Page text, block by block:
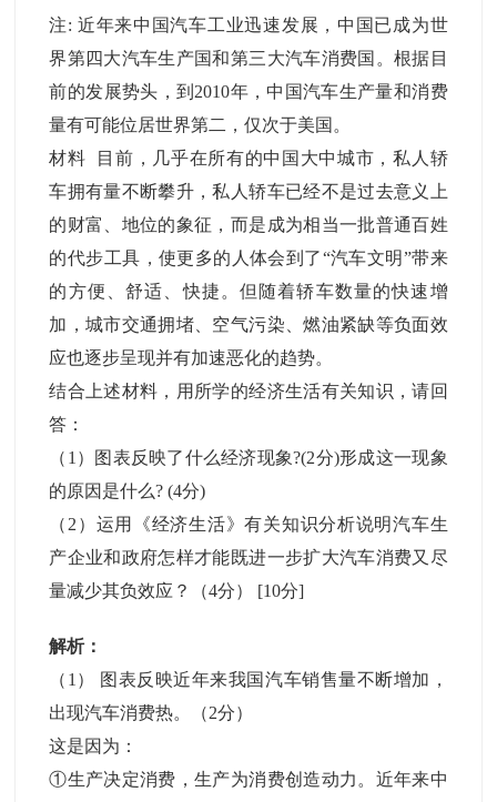
注: 近年来中国汽车工业迅速发展，中国已成为世
界第四大汽车生产国和第三大汽车消费国。根据目
前的发展势头，到2010年，中国汽车生产量和消费
量有可能位居世界第二，仅次于美国。
材料 目前，几乎在所有的中国大中城市，私人轿
车拥有量不断攀升，私人轿车已经不是过去意义上
的财富、地位的象征，而是成为相当一批普通百姓
的代步工具，使更多的人体会到了“汽车文明”带来
的方便、舒适、快捷。但随着轿车数量的快速增
加，城市交通拥堵、空气污染、燃油紧缺等负面效
应也逐步呈现并有加速恶化的趋势。
结合上述材料，用所学的经济生活有关知识，请回
答：
（1）图表反映了什么经济现象?(2分)形成这一现象
的原因是什么? (4分)
（2）运用《经济生活》有关知识分析说明汽车生
产企业和政府怎样才能既进一步扩大汽车消费又尽
量减少其负效应？（4分） [10分]
解析：
（1） 图表反映近年来我国汽车销售量不断增加，
出现汽车消费热。（2分）
这是因为：
①生产决定消费，生产为消费创造动力。近年来中